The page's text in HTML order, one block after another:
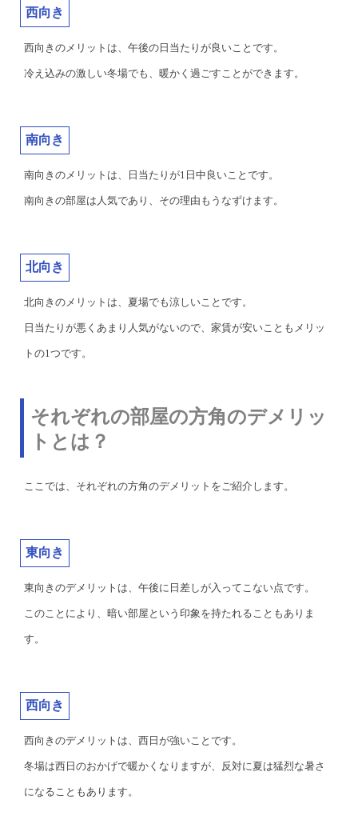
西向き
西向きのメリットは、午後の日当たりが良いことです。
冷え込みの激しい冬場でも、暖かく過ごすことができます。
南向き
南向きのメリットは、日当たりが1日中良いことです。
南向きの部屋は人気であり、その理由もうなずけます。
北向き
北向きのメリットは、夏場でも涼しいことです。
日当たりが悪くあまり人気がないので、家賃が安いこともメリッ
トの1つです。
それぞれの部屋の方角のデメリッ
トとは？
ここでは、それぞれの方角のデメリットをご紹介します。
東向き
東向きのデメリットは、午後に日差しが入ってこない点です。
このことにより、暗い部屋という印象を持たれることもありま
す。
西向き
西向きのデメリットは、西日が強いことです。
冬場は西日のおかげで暖かくなりますが、反対に夏は猛烈な暑さ
になることもあります。